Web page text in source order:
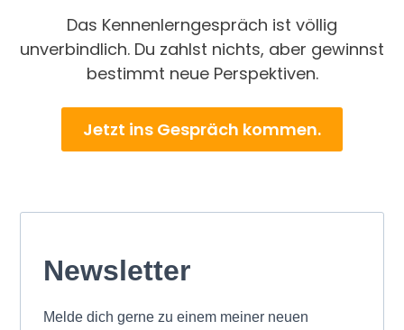
Das Kennenlerngespräch ist völlig
unverbindlich. Du zahlst nichts, aber gewinnst
bestimmt neue Perspektiven.
Jetzt ins Gespräch kommen.
Newsletter
Melde dich gerne zu einem meiner neuen